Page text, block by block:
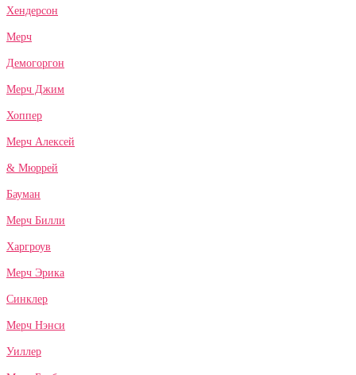
Хендерсон
Мерч
Демогоргон
Мерч Джим
Хоппер
Мерч Алексей
& Мюррей
Бауман
Мерч Билли
Харгроув
Мерч Эрика
Синклер
Мерч Нэнси
Уиллер